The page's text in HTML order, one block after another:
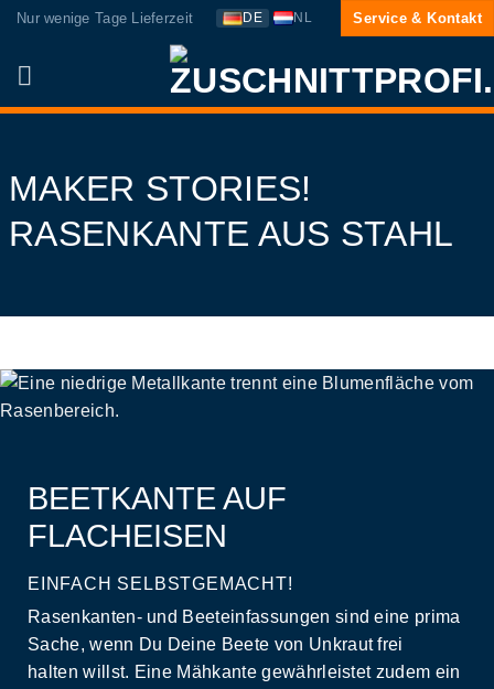
Zum
springen
Nur wenige Tage Lieferzeit DE NL Service & Kontakt
MAKER STORIES!
RASENKANTE AUS STAHL
BEETKANTE AUF
FLACHEISEN
EINFACH SELBSTGEMACHT!
Rasenkanten- und Beeteinfassungen sind eine prima
Sache, wenn Du Deine Beete von Unkraut frei
halten willst. Eine Mähkantegewährleistet zudem ein